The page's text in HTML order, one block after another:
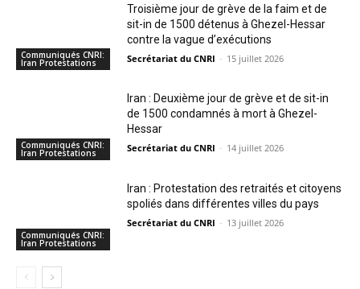
Communiqués CNRI:
Iran Protestations
Troisième jour de grève de la faim et de
sit-in de 1500 détenus à Ghezel-Hessar
contre la vague d’exécutions
Secrétariat du CNRI - 15 juillet 2026
Communiqués CNRI:
Iran Protestations
Iran : Deuxième jour de grève et de sit-in
de 1500 condamnés à mort à Ghezel-
Hessar
Secrétariat du CNRI - 14 juillet 2026
Communiqués CNRI:
Iran Protestations
Iran : Protestation des retraités et citoyens
spoliés dans différentes villes du pays
Secrétariat du CNRI - 13 juillet 2026